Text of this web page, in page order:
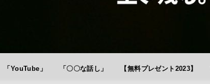
「YouTube」 「〇〇な話し」 【無料プレゼント2023】